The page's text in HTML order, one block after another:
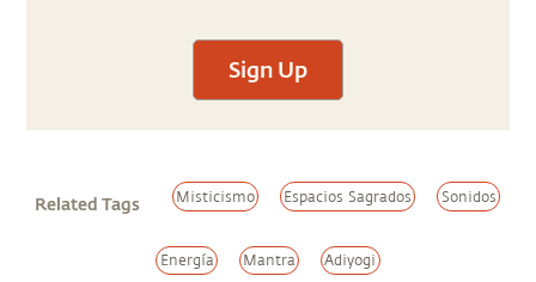
Sign Up
Related Tags Misticismo Espacios Sagrados Sonidos
Energía Mantra Adiyogi